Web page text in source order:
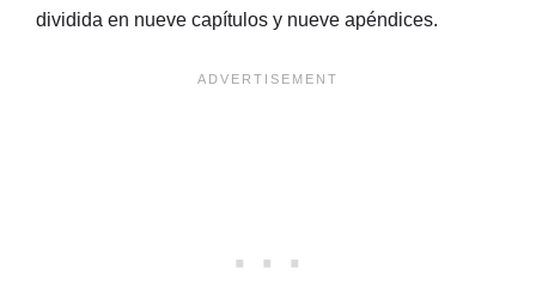
dividida en nueve capítulos y nueve apéndices.